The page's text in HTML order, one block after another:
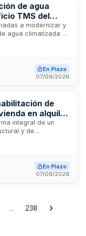
de agua
TMS del
a modernizar y
agua climatizada y
de Asuntos
redimensionamiento
la ejecución
y puesta en marcha
En Plazo
07/09/2026
de
en alquiler
integral de un
y de
vivienda para
de su Comisión
la estructura y
todas las
En Plazo
07/09/2026
238